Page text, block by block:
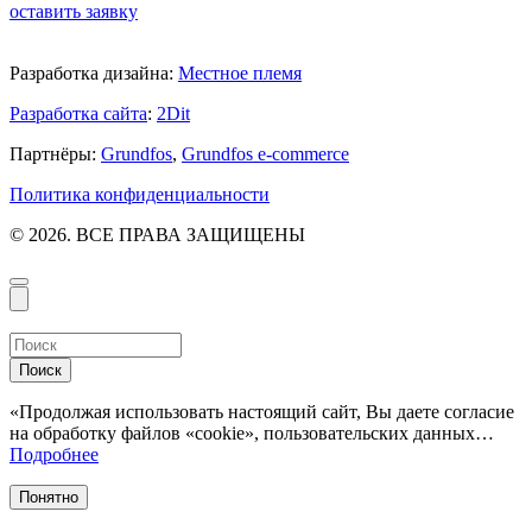
оставить заявку
Разработка дизайна: Местное племя
Разработка сайта: 2Dit
Партнёры: Grundfos, Grundfos e-commerce
Политика конфиденциальности
© 2026. ВСЕ ПРАВА ЗАЩИЩЕНЫ
Поиск
«Продолжая использовать настоящий сайт, Вы даете согласие
на обработку файлов «cookie», пользовательских данных…
Подробнее
Понятно